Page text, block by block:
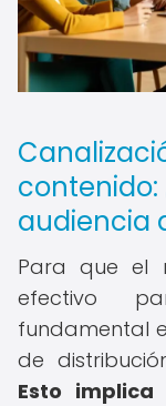
audiencia
Para que el
efectivo
fundamental
de
Esto